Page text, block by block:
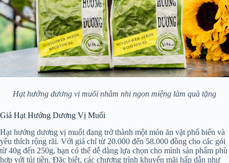
Hạt hướng dương vị muối nhâm nhi ngon miệng làm quà tặng
Giá Hạt Hướng Dương Vị Muối
Hạt hướng dương vị muối đang trở thành một món ăn vặt phổ biến và
yêu thích rộng rãi. Với giá chỉ từ 20.000 đến 58.000 đồng cho các gói
từ 40g đến 250g, bạn có thể dễ dàng lựa chọn cho mình sản phẩm phù
hợp với túi tiền. Đặc biệt, các chương trình khuyến mãi hấp dẫn như